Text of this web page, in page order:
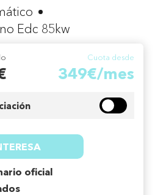
Edc 85kw
Cuota desde
349€/mes
oficial